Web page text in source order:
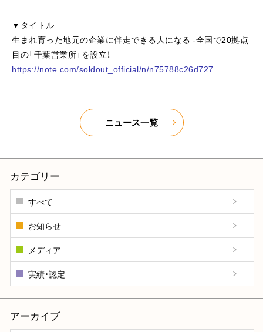
▼タイトル
生まれ育った地元の企業に伴走できる人になる -全国で20拠点
目の「千葉営業所」を設立！
https://note.com/soldout_official/n/n75788c26d727
ニュース一覧
カテゴリー
すべて
お知らせ
メディア
実績・認定
アーカイブ